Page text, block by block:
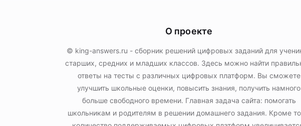
О проекте
© king-answers.ru - сборник решений цифровых заданий для
старших, средних и младших классов. Здесь можно найти
ответы на тесты с различных цифровых платформ. Вы сможете
улучшить школьные оценки, повысить знания, получить намного
больше свободного времени. Главная задача сайта: помогать
школьникам и родителям в решении домашнего задания. Кроме